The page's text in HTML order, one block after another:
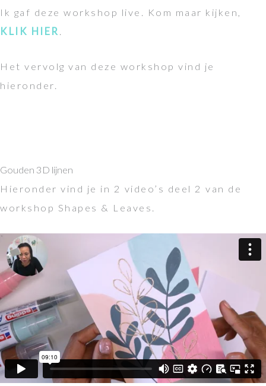
Ik gaf deze workshop live. Kom maar kijken,
KLIK HIER .
Het vervolg van deze workshop vind je
hieronder.
Gouden 3D lijnen
Hieronder vind je in 2 video’s deel 2 van de
workshop Shapes & Leaves.